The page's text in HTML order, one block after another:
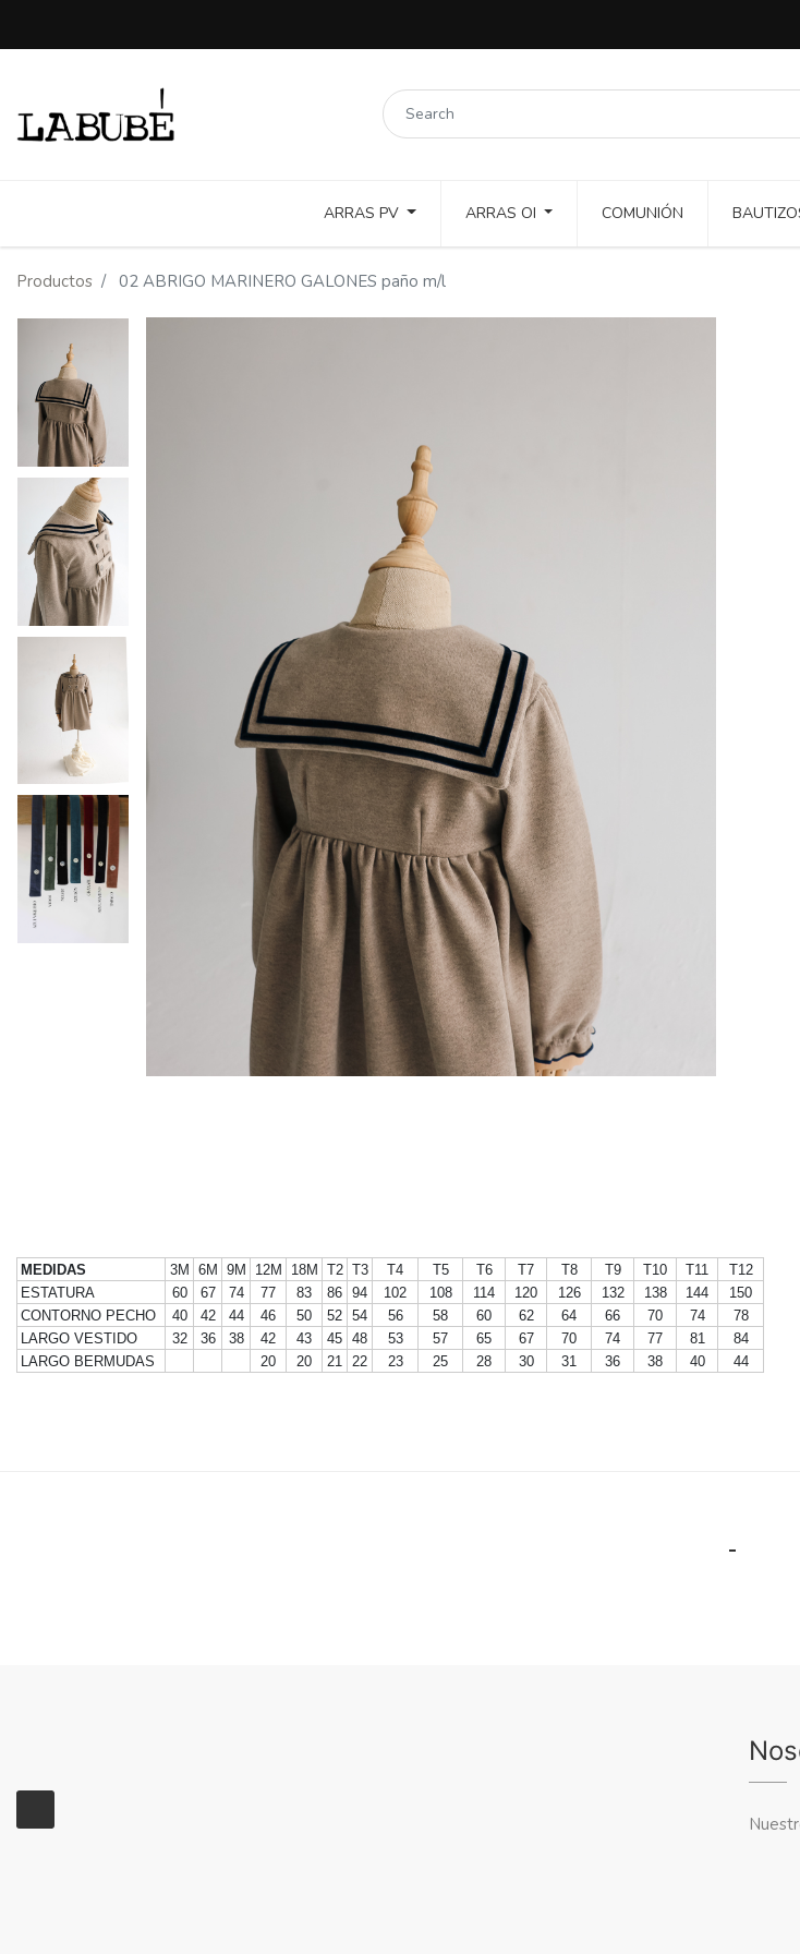
ARRAS PV ARRAS OI COMUNIÓN
Productos 02 ABRIGO MARINERO GALONES paño m/l
MEDIDAS 3M 6M 9M 12M 18M T2 T3 T4 T5 T6 T7 T8 T9 T10 T11
T12
ESTATURA
60 67 74 77 83 86 94 102 108 114 120 126 132 138 144
150
CONTORNO PECHO
40 42 44 46 50 52 54 56 58 60 62 64 66 70 74
78
LARGO VESTIDO
32 36 38 42 43 45 48 53 57 65 67 70 74 77 81
84
LARGO BERMUDAS
20 20 21 22 23 25 28 30 31 36 38 40 44